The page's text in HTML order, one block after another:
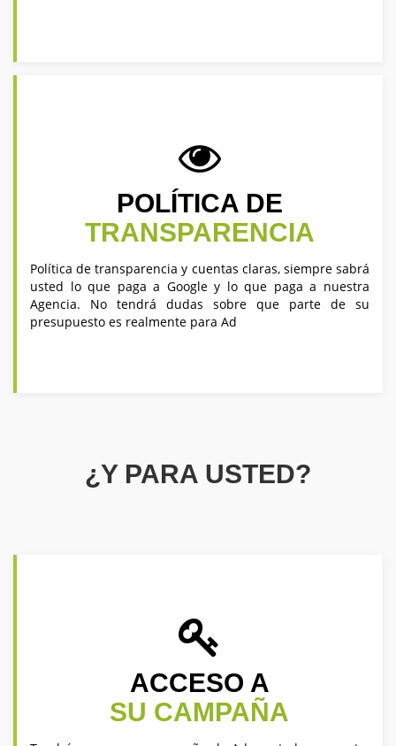
POLÍTICA DE
TRANSPARENCIA
Política de transparencia y cuentas claras, siempre sabrá
usted lo que paga a Google y lo que paga a nuestra
Agencia. No tendrá dudas sobre que parte de su
presupuesto es realmente para Ad
¿Y PARA USTED?
ACCESO A
SU CAMPAÑA